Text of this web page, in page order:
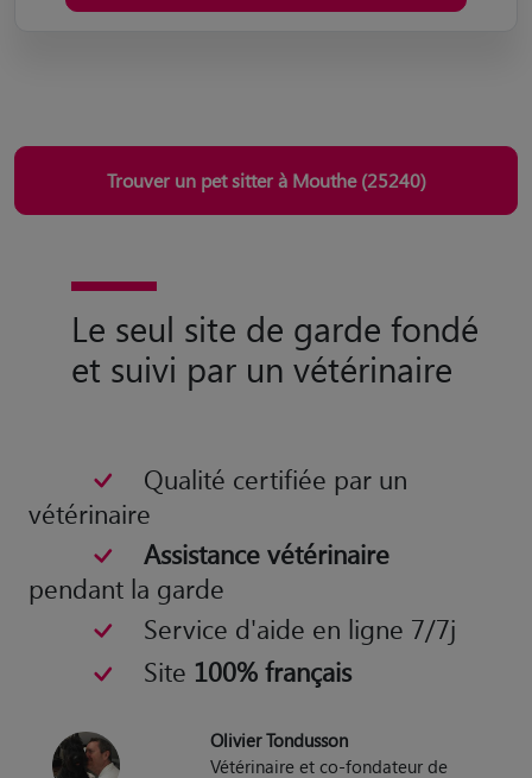
Trouver un pet sitter à Mouthe (25240)
Le seul site de garde fondé
et suivi par un vétérinaire
Qualité certifiée par un
vétérinaire
Assistance vétérinaire
pendant la garde
Service d'aide en ligne 7/7j
Site 100% français
Olivier Tondusson
Vétérinaire et co-fondateur de